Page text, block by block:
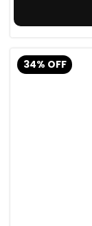
34% OFF